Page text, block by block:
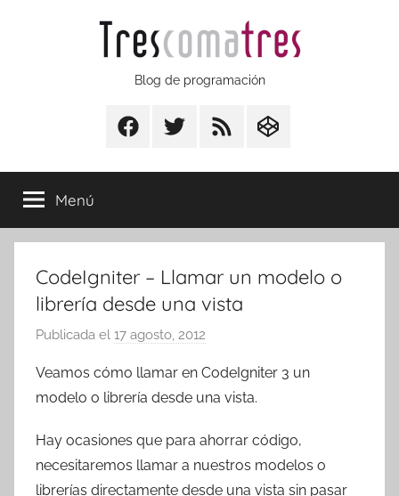
Trescomatres
Blog de programación
FacebookTwitter RSS CodepenIO
Menú
CodeIgniter – Llamar un modelo o
librería desde una vista
Publicada el 17 agosto, 2012
r
T
s
Veamos cómo llamar en CodeIgniter 3 un
modelo o librería desde una vista.
Hay ocasiones que para ahorrar código,
necesitaremos llamar a nuestros modelos o
librerías directamente desde una vista sin pasar